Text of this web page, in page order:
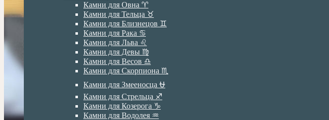
Камни для Овна ♈️
Камни для Тельца ♉️
Камни для Близнецов ♊️
Камни для Рака ♋️
Камни для Льва ♌️
Камни для Девы ♍️
Камни для Весов ♎️
Камни для Скорпиона ♏️
Камни для Змееносца ⛎
Камни для Стрельца ♐️
Камни для Козерога ♑️
Камни для Водолея ♒️